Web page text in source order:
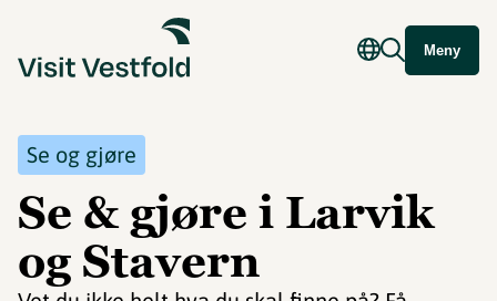
Meny
Se og gjøre
Se & gjøre i Larvik
og Stavern